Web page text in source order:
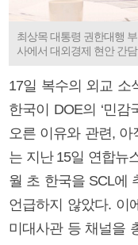
최상목 대통령 권한대행
사에서 대외경제 현안 간
17일 복수의 외교 소
한국이 DOE의 ‘민감
오른 이유와 관련,
는 지난 15일 연합뉴
월 초 한국을 SCL에
언급하지 않았다. 이
미대사관 등 채널을